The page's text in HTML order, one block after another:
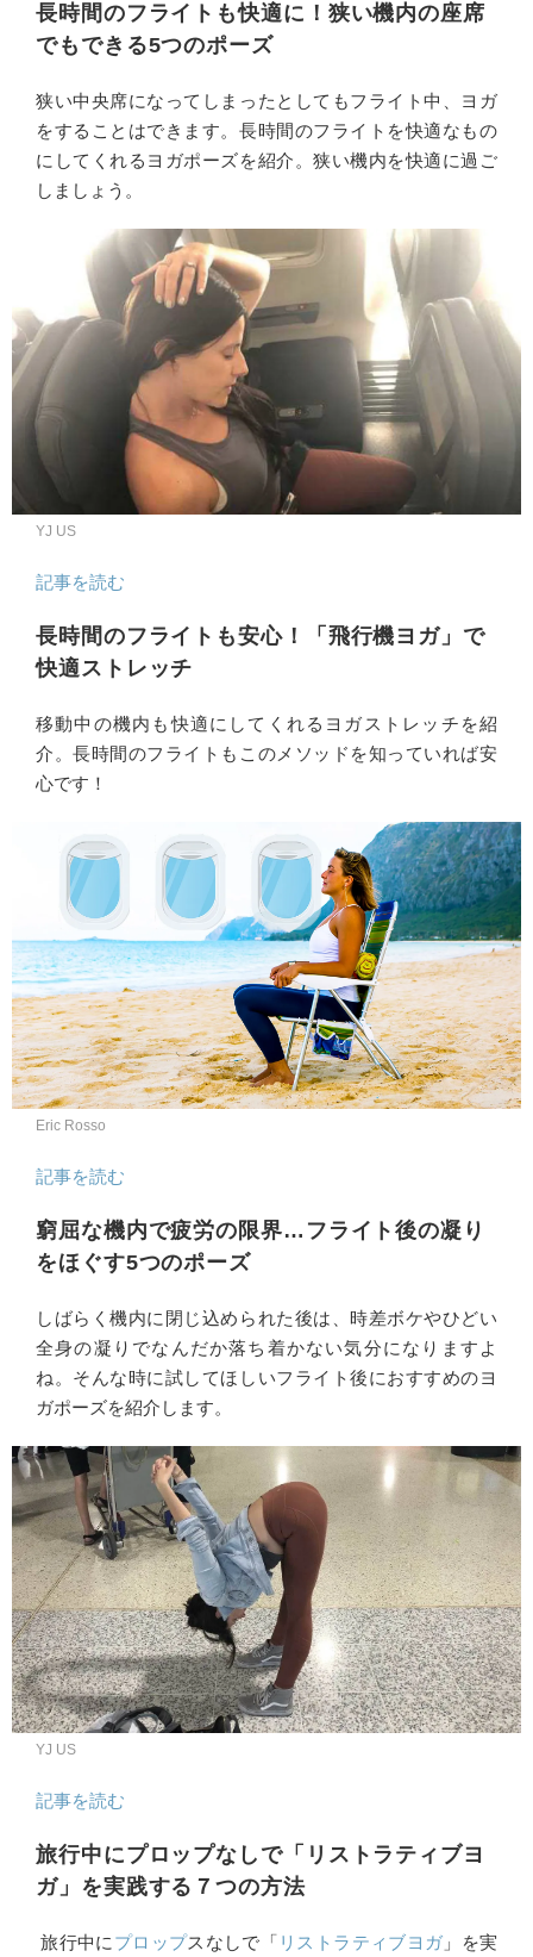
長時間のフライトも快適に！狭い機内の座席
でもできる5つのポーズ
狭い中央席になってしまったとしてもフライト中、ヨガ
をすることはできます。長時間のフライトを快適なもの
にしてくれるヨガポーズを紹介。狭い機内を快適に過ご
しましょう。
YJ US
記事を読む
長時間のフライトも安心！「飛行機ヨガ」で
快適ストレッチ
移動中の機内も快適にしてくれるヨガストレッチを紹
介。長時間のフライトもこのメソッドを知っていれば安
心です！
Eric Rosso
記事を読む
窮屈な機内で疲労の限界…フライト後の凝り
をほぐす5つのポーズ
しばらく機内に閉じ込められた後は、時差ボケやひどい
全身の凝りでなんだか落ち着かない気分になりますよ
ね。そんな時に試してほしいフライト後におすすめのヨ
ガポーズを紹介します。
YJ US
記事を読む
旅行中にプロップなしで「リストラティブヨ
ガ」を実践する７つの方法
旅行中に プロップスなしで「 リストラティブヨガ 」を実